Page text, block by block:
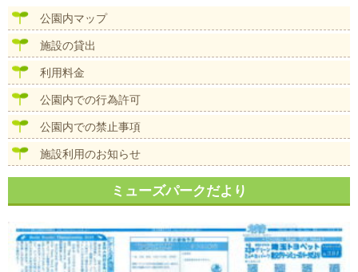
公園内マップ
施設の貸出
利用料金
公園内での行為許可
公園内での禁止事項
施設利用のお知らせ
ミューズパークだより